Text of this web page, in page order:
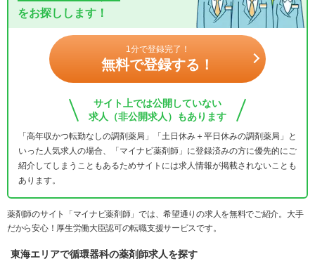
をお探しします！
1分で登録完了！
無料で登録する！
サイト上では公開していない
求人（非公開求人）もあります
「高年収かつ転勤なしの調剤薬局」「土日休み＋平日休みの調剤薬局」と
いった人気求人の場合、「マイナビ薬剤師」に登録済みの方に優先的にご
紹介してしまうこともあるためサイトには求人情報が掲載されないことも
あります。
薬剤師のサイト「マイナビ薬剤師」では、希望通りの求人を無料でご紹介。大手
だから安心！厚生労働大臣認可の転職支援サービスです。
東海エリアで循環器科の薬剤師求人を探す